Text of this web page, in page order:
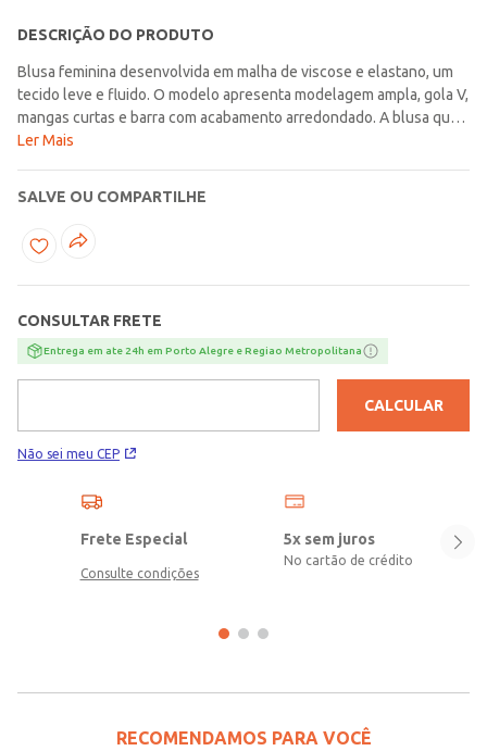
DESCRIÇÃO DO PRODUTO
Blusa feminina desenvolvida em malha de viscose e elastano, um
tecido leve e fluido. O modelo apresenta modelagem ampla, gola V,
mangas curtas e barra com acabamento arredondado. A blusa que
vai entregar toda a versatilidade e conforto que você
Ler Mais
SALVE OU COMPARTILHE
CONSULTAR FRETE
Entrega em ate 24h em Porto Alegre e Regiao Metropolitana
Não sei meu CEP
CALCULAR
Frete Especial
Consulte condições
5x sem juros
No cartão de crédito
RECOMENDAMOS PARA VOCÊ